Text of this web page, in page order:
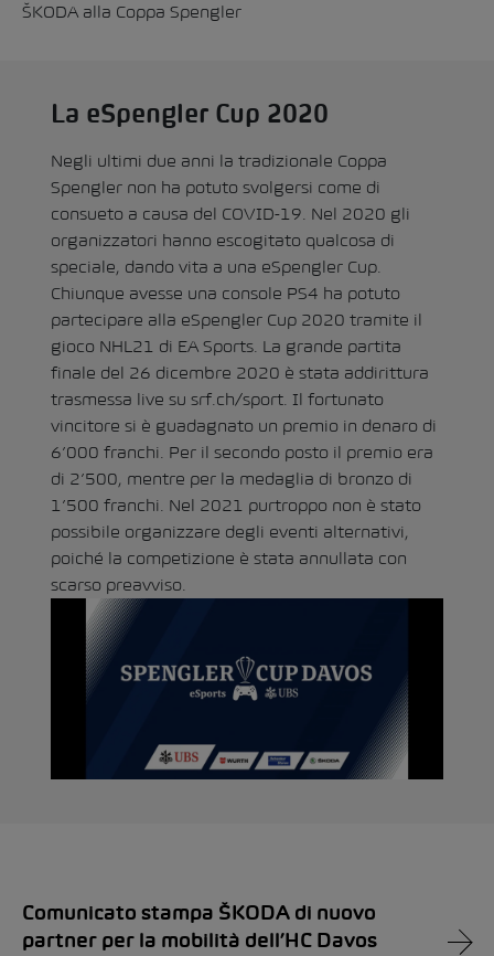
ŠKODA alla Coppa Spengler
La eSpengler Cup 2020
Negli ultimi due anni la tradizionale Coppa
Spengler non ha potuto svolgersi come di
consueto a causa del COVID-19. Nel 2020 gli
organizzatori hanno escogitato qualcosa di
speciale, dando vita a una eSpengler Cup.
Chiunque avesse una console PS4 ha potuto
partecipare alla eSpengler Cup 2020 tramite il
gioco NHL21 di EA Sports. La grande partita
finale del 26 dicembre 2020 è stata addirittura
trasmessa live su srf.ch/sport. Il fortunato
vincitore si è guadagnato un premio in denaro di
6’000 franchi. Per il secondo posto il premio era
di 2’500, mentre per la medaglia di bronzo di
1’500 franchi. Nel 2021 purtroppo non è stato
possibile organizzare degli eventi alternativi,
poiché la competizione è stata annullata con
scarso preavviso.
Comunicato stampa ŠKODA di nuovo
partner per la mobilità dell’HC Davos